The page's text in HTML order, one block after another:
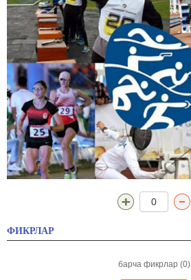
0
ФИКРЛАР
барча фикрлар (0)